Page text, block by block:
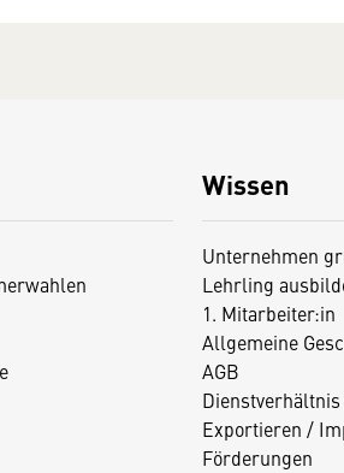
Wissen
Unternehmen
Lehrling
1. Mitarbeiter:in
Allgemeine
AGB
Dienstverhältnis
Exportieren /
Förderungen